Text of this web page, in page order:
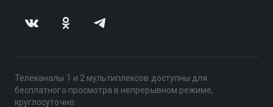
Телеканалы 1 и 2 мультиплексов доступны для
бесплатного просмотра в непрерывном режиме,
круглосуточно.